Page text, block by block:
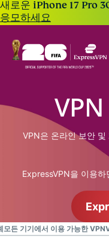
새로운 iPhone 17 Pro
응모하세요
VPN은 온라인 보안
ExpressVPN을 이용
모든 기기에서 이용 가능한 VPN